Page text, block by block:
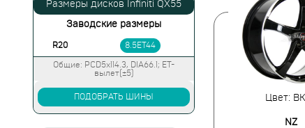
Цвет:
NZ
Размеры дисков Infiniti QX55
Заводские размеры
R20 8.5ET44
Общие: PCD5x114.3, DIA66.1; ET-
вылет(±5)
ПОДОБРАТЬ ШИНЫ